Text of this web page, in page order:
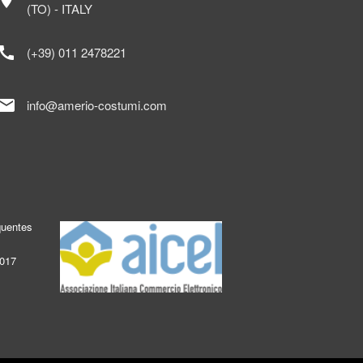
(TO) - ITALY
call (+39) 011 2478221
info@amerio-costumi.com